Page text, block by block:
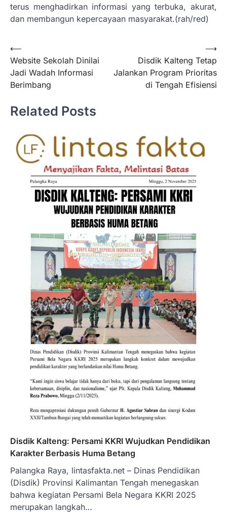
terus menghadirkan informasi yang terbuka, akurat,
dan membangun kepercayaan masyarakat.(rah/red)
Navigasi
pos
⟵
Website Sekolah Dinilai
Jadi Wadah Informasi
Berimbang
Disdik Kalteng Tetap
Jalankan Program Prioritas
di Tengah Efisiensi
⟶
Related Posts
Disdik Kalteng: Persami KKRI Wujudkan Pendidikan
Karakter Berbasis Huma Betang
Palangka Raya, lintasfakta.net – Dinas Pendidikan
(Disdik) Provinsi Kalimantan Tengah menegaskan
bahwa kegiatan Persami Bela Negara KKRI 2025
merupakan langkah…